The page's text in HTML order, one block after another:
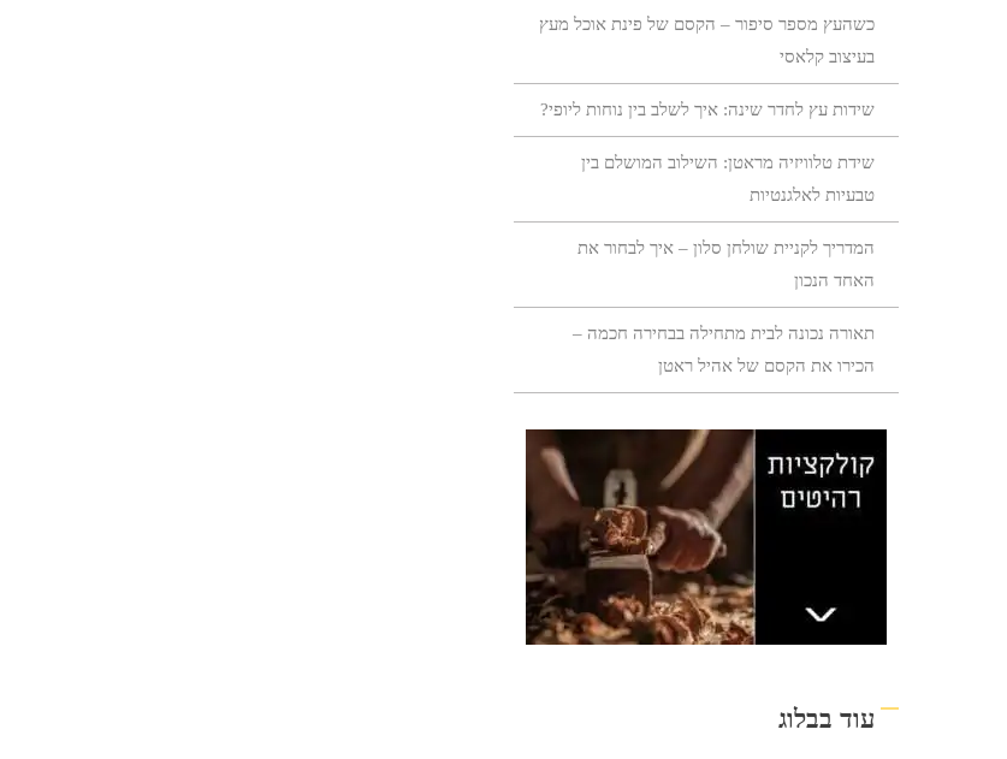
כשהעץ מספר סיפור – הקסם של פינת אוכל מעץ
בעיצוב קלאסי
שידות עץ לחדר שינה: איך לשלב בין נוחות ליופי?
שידת טלוויזיה מראטן: השילוב המושלם בין
טבעיות לאלגנטיות
המדריך לקניית שולחן סלון – איך לבחור את
האחד הנכון
תאורה נכונה לבית מתחילה בבחירה חכמה –
הכירו את הקסם של אהיל ראטן
עוד בבלוג